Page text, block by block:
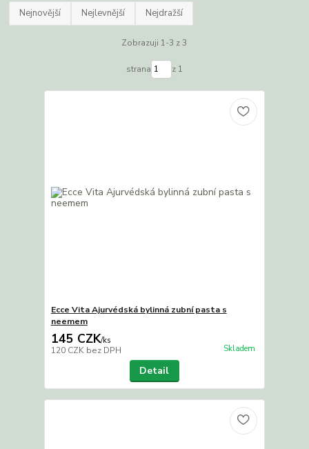
Nejnovější Nejlevnější Nejdražší
Zobrazuji 1-3 z 3
strana z 1
Ecce Vita Ajurvédská bylinná zubní pasta s
neemem
145 CZK/ks
120 CZK bez DPH Skladem
Detail